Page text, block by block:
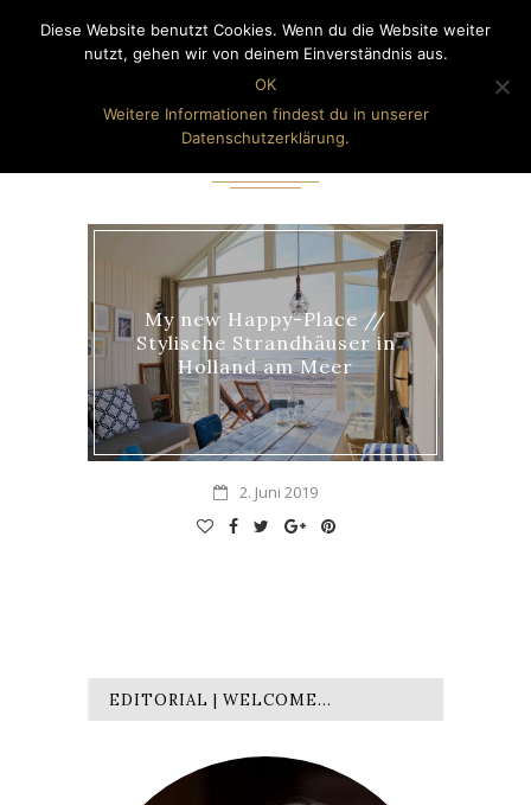
HOLLAND
My new Happy-Place //
Stylische Strandhäuser in
Holland am Meer
2. Juni 2019
EDITORIAL | WELCOME…
Diese Website benutzt Cookies. Wenn du die Website weiter
nutzt, gehen wir von deinem Einverständnis aus.
OK
Weitere Informationen findest du in unserer
Datenschutzerklärung.